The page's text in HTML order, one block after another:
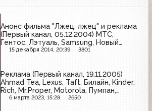
Анонс фильма "Лжец, лжец" и реклама
(Первый канал, 05.12.2004) МТС,
Гентос, Лэтуаль, Samsung, Новый
жемчуг, Реписан, Ruscafe, Dell, Пумпан,
15 декабря 2014, 20:39 3801
Реклама (Первый канал, 19.11.2005)
Ahmad Tea, Lexus, Taft, Билайн, Kinder,
Rich, Mr.Proper, Motorola, Пумпан,
Вулкан, Стопангин, Caprice, Чёрный
6 марта 2023, 15:28 2650